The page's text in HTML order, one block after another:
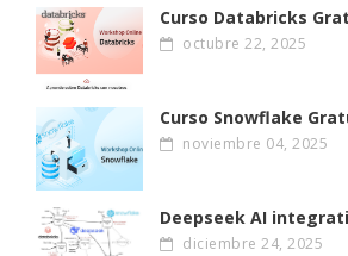
Curso Databricks
octubre 22, 2025
Curso Snowflake
noviembre 04, 2025
Deepseek AI
diciembre 24, 2025